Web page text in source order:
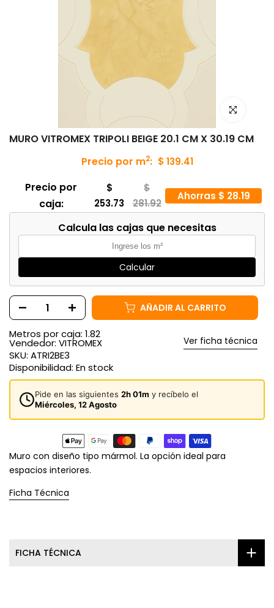
Haz clic
MURO VITROMEX TRIPOLI BEIGE 20.1 CM X 30.19 CM
Precio por m2: $ 139.41
Precio por
caja:
$
253.73
$
281.92
Ahorras $ 28.19
Calcula las cajas que necesitas
Calcular
AÑADIR AL CARRITO
Ver ficha técnica
Metros por caja: 1.82
Vendedor: VITROMEX
SKU: ATRI2BE3
Disponibilidad: En stock
Pide en las siguientes 2h 01m y recíbelo el
Miércoles, 12 Agosto
Muro con diseño tipo mármol. La opción ideal para
espacios interiores.
Ficha Técnica
FICHA TÉCNICA